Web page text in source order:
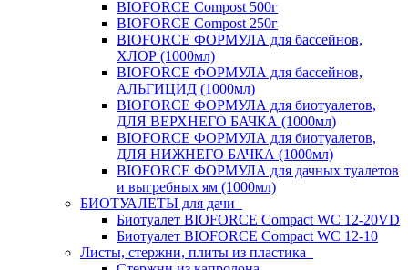
BIOFORCE Compost 500г
BIOFORCE Compost 250г
BIOFORCE ФОРМУЛА для бассейнов,
ХЛОР (1000мл)
BIOFORCE ФОРМУЛА для бассейнов,
АЛЬГИЦИД (1000мл)
BIOFORCE ФОРМУЛА для биотуалетов,
ДЛЯ ВЕРХНЕГО БАЧКА (1000мл)
BIOFORCE ФОРМУЛА для биотуалетов,
ДЛЯ НИЖНЕГО БАЧКА (1000мл)
BIOFORCE ФОРМУЛА для дачных туалетов
и выгребных ям (1000мл)
БИОТУАЛЕТЫ для дачи
Биотуалет BIOFORCE Compact WC 12-20VD
Биотуалет BIOFORCE Compact WC 12-10
Листы, стержни, плиты из пластика